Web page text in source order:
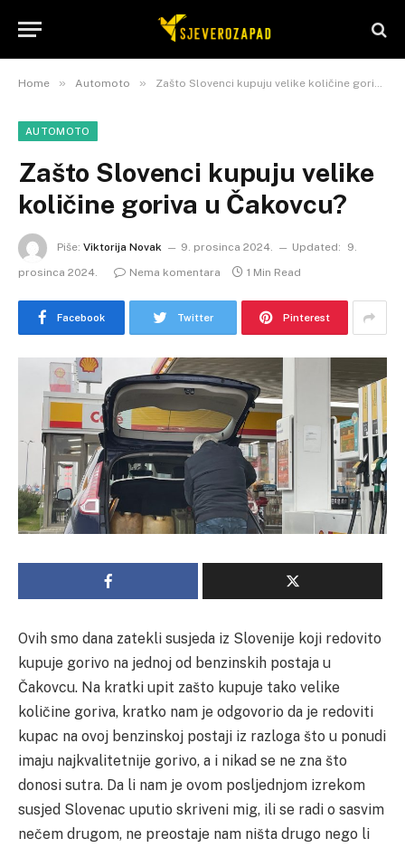
Home » Automoto » Zašto Slovenci kupuju velike količine goriva u Čakovcu?
AUTOMOTO
Zašto Slovenci kupuju velike
količine goriva u Čakovcu?
Piše: Viktorija Novak 9. prosinca 2024. Updated:
9.
prosinca 2024.
Nema komentara 1 Min Read
Facebook Twitter Pinterest
Ovih smo dana zatekli susjeda iz Slovenije koji redovito
kupuje gorivo na jednoj od benzinskih postaja u
Čakovcu. Na kratki upit zašto kupuje tako velike
količine goriva, kratko nam je odgovorio da je redoviti
kupac na ovoj benzinskoj postaji iz razloga što u ponudi
imaju najkvalitetnije gorivo, a i nikad se ne zna što
donosi sutra. Da li nam je ovom posljednjom izrekom
susjed Slovenac uputio skriveni mig, ili se radi o sasvim
nečem drugom, ne preostaje nam ništa drugo nego li